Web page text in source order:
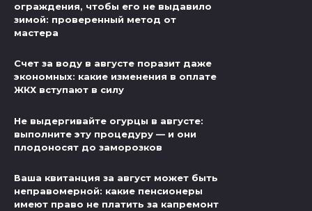
ограждения, чтобы его не выдавило
зимой: проверенный метод от
мастера
Счет за воду в августе поразит даже
экономных: какие изменения в оплате
ЖКХ вступают в силу
Не выдергивайте огурцы в августе:
выполните эту процедуру — и они
плодоносят до заморозков
Ваша квитанция за август может быть
неправомерной: какие пенсионеры
имеют право не платить за капремонт